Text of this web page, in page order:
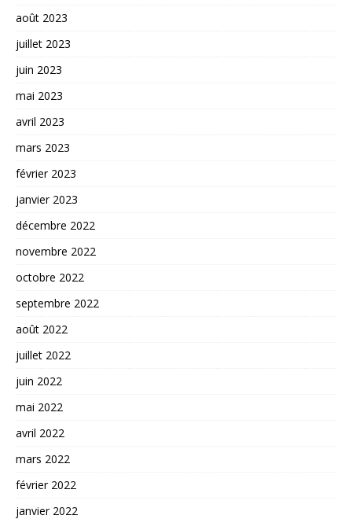
août 2023
juillet 2023
juin 2023
mai 2023
avril 2023
mars 2023
février 2023
janvier 2023
décembre 2022
novembre 2022
octobre 2022
septembre 2022
août 2022
juillet 2022
juin 2022
mai 2022
avril 2022
mars 2022
février 2022
janvier 2022